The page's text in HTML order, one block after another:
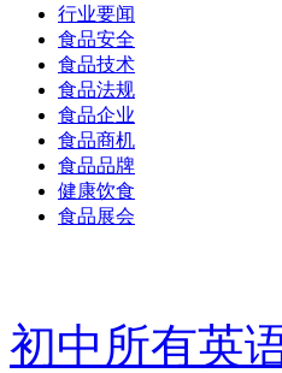
行业要闻
食品安全
食品技术
食品法规
食品企业
食品商机
食品品牌
健康饮食
食品展会
初中所有英